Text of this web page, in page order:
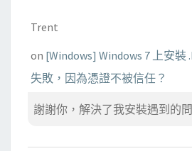
Trent
on [Windows] Windows 7 上安裝
失敗，因為憑證不被信任？
謝謝你，解決了我安裝遇到的